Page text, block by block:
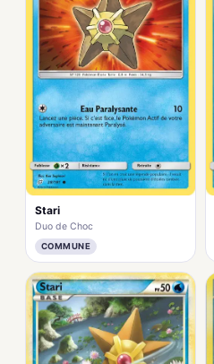
Stari
Duo de Choc
COMMUNE